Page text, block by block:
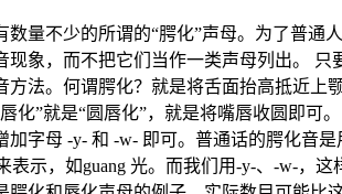
数量不少的所谓的“腭化”声母。为了普通
现象，而不把它们当作一类声母列出。
方法。何谓腭化？就是将舌面抬高抵近上
化”就是“圆唇化”，就是将嘴唇收圆即可
加字母 -y- 和 -w- 即可。普通话的腭化音
表示，如guang 光。而我们用-y-、-w-，这